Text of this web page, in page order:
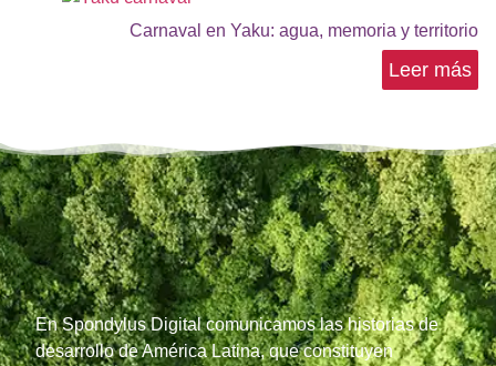
Carnaval en Yaku: agua, memoria y territorio
Leer más
En Spondylus Digital comunicamos las historias de
desarrollo de América Latina, que constituyen